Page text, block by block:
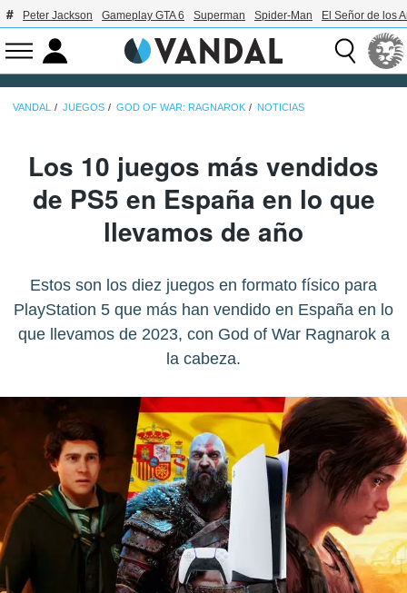
Peter Jackson Gameplay GTA 6 Superman Spider-Man El Señor de los
VANDAL JUEGOS GOD OF WAR: RAGNAROK NOTICIAS
Los 10 juegos más vendidos
de PS5 en España en lo que
llevamos de año
Estos son los diez juegos en formato físico para
PlayStation 5 que más han vendido en España en lo
que llevamos de 2023, con God of War Ragnarok a
la cabeza.